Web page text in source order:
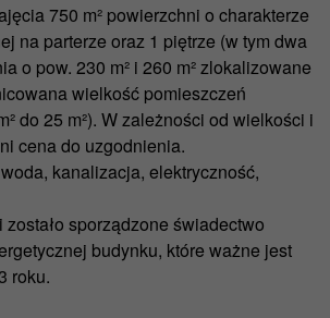
750 m² powierzchni o charakterze
na parterze oraz 1 piętrze (w tym dwa
o pow. 230 m² i 260 m² zlokalizowane
wielkość pomieszczeń
do 25 m²). W zależności od wielkości i
cena do uzgodnienia.
kanalizacja, elektryczność,
sporządzone świadectwo
budynku, które ważne jest
roku.